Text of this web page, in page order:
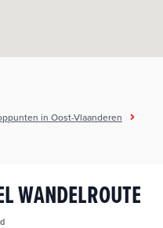
WANDELROUTE
in Oost-Vlaanderen